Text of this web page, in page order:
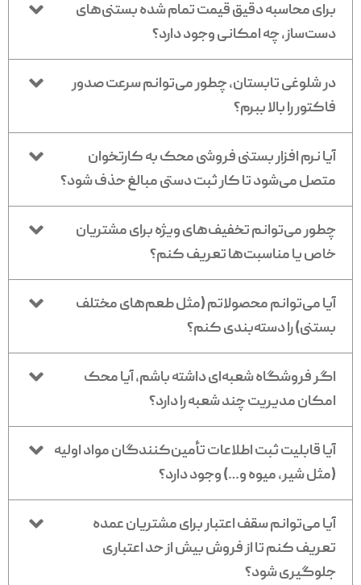
برای محاسبه دقیق قیمت تمام شده بستنی‌های
دست‌ساز، چه امکانی وجود دارد؟
در شلوغی تابستان، چطور می‌توانم سرعت صدور
فاکتور را بالا ببرم؟
آیا نرم افزار بستنی فروشی محک به کارتخوان
متصل می‌شود تا کار ثبت دستی مبالغ حذف شود؟
چطور می‌توانم تخفیف‌های ویژه برای مشتریان
خاص یا مناسبت‌ها تعریف کنم؟
آیا می‌توانم محصولاتم (مثل طعم‌های مختلف
بستنی) را دسته‌بندی کنم؟
اگر فروشگاه شعبه‌ای داشته باشم، آیا محک
امکان مدیریت چند شعبه را دارد؟
آیا قابلیت ثبت اطلاعات تأمین‌کنندگان مواد اولیه
(مثل شیر، میوه و…) وجود دارد؟
آیا می‌توانم سقف اعتبار برای مشتریان عمده
تعریف کنم تا از فروش بیش از حد اعتباری
جلوگیری شود؟